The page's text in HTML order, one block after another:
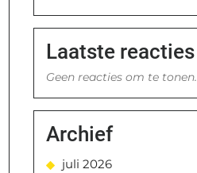
Laatste reacties
Geen reacties om te tonen.
Archief
juli 2026